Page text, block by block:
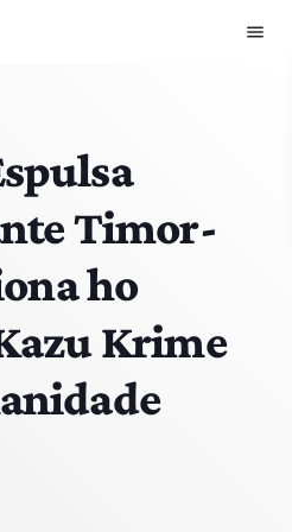
menu
Timor-
ho
Krime